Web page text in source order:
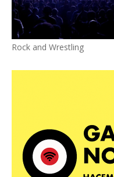
Rock and Wrestling